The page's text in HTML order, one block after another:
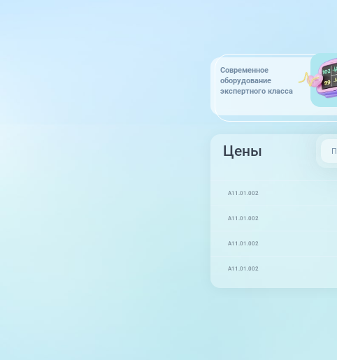
Современное
оборудование
экспертного класса
Цены
A11.01.002
A11.01.002
A11.01.002
A11.01.002